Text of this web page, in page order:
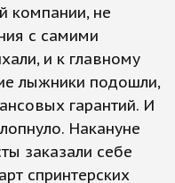
компании, не
с самими
и к главному
лыжники подошли,
гарантий. И
Накануне
заказали себе
спринтерских